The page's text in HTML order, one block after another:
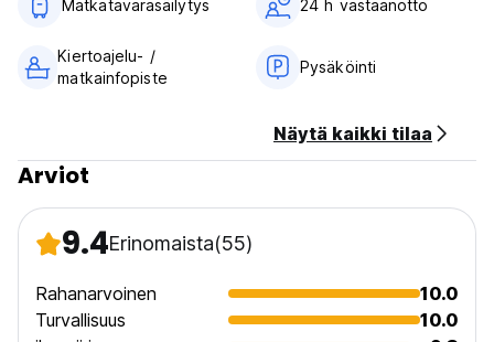
Matkatavarasäilytys 24 h vastaanotto
Kiertoajelu- /
matkainfopiste
Pysäköinti
Näytä kaikki tilaa
Arviot
9.4Erinomaista(55)
Rahanarvoinen
10.0
Turvallisuus
10.0